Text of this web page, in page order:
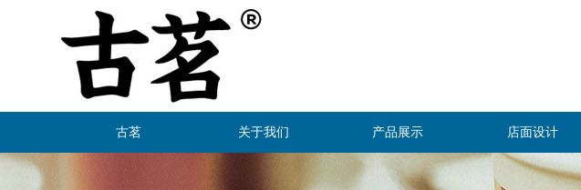
古茗 关于我们 产品展示 店面设计